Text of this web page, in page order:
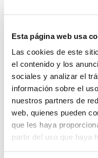
Esta página web usa
Las cookies de este
el contenido y los
sociales y analizar el
información sobre el
nuestros partners de
web, quienes pueden
que les haya
partir del uso que haya
Jornadas de
entidades deportivas
queda algún
de ahora, los mejores
provincia lucharán por
convertirse en los
edición.